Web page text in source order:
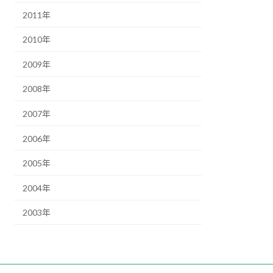
2011年
2010年
2009年
2008年
2007年
2006年
2005年
2004年
2003年